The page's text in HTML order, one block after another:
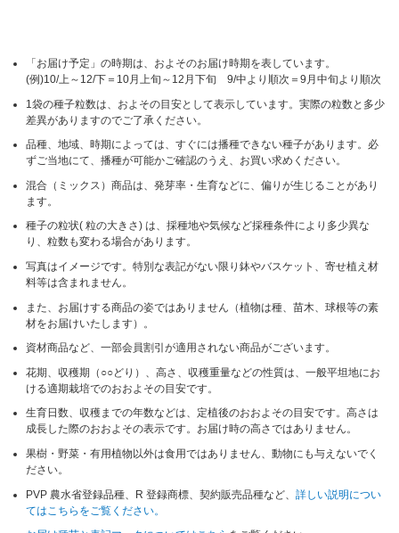
「お届け予定」の時期は、およそのお届け時期を表しています。
(例)10/上～12/下＝10月上旬～12月下旬 9/中より順次＝9月中旬より順次
1袋の種子粒数は、およその目安として表示しています。実際の粒数と多少
差異がありますのでご了承ください。
品種、地域、時期によっては、すぐには播種できない種子があります。必
ずご当地にて、播種が可能かご確認のうえ、お買い求めください。
混合（ミックス）商品は、発芽率・生育などに、偏りが生じることがあり
ます。
種子の粒状( 粒の大きさ) は、採種地や気候など採種条件により多少異な
り、粒数も変わる場合があります。
写真はイメージです。特別な表記がない限り鉢やバスケット、寄せ植え材
料等は含まれません。
また、お届けする商品の姿ではありません（植物は種、苗木、球根等の素
材をお届けいたします）。
資材商品など、一部会員割引が適用されない商品がございます。
花期、収穫期（○○どり）、高さ、収穫重量などの性質は、一般平坦地にお
ける適期栽培でのおおよその目安です。
生育日数、収穫までの年数などは、定植後のおおよその目安です。高さは
成長した際のおおよその表示です。お届け時の高さではありません。
果樹・野菜・有用植物以外は食用ではありません、動物にも与えないでく
ださい。
PVP 農水省登録品種、R 登録商標、契約販売品種など、詳しい説明につい
てはこちらをご覧ください。